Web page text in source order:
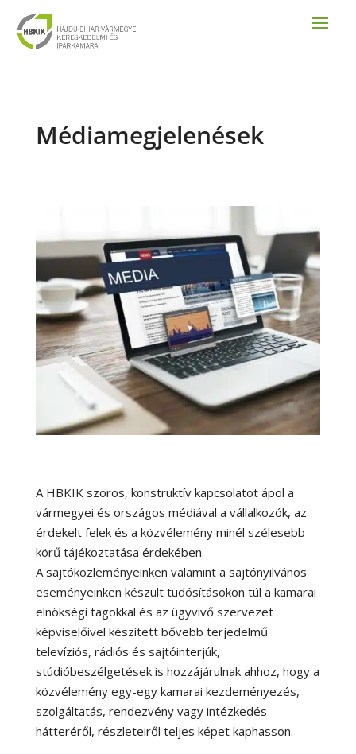
Médiamegjelenések
A HBKIK szoros, konstruktív kapcsolatot ápol a
vármegyei és országos médiával a vállalkozók, az
érdekelt felek és a közvélemény minél szélesebb
körű tájékoztatása érdekében.
A sajtóközleményeinken valamint a sajtónyilvános
eseményeinken készült tudósításokon túl a kamarai
elnökségi tagokkal és az ügyvivő szervezet
képviselőivel készített bővebb terjedelmű
televíziós, rádiós és sajtóinterjúk,
stúdióbeszélgetések is hozzájárulnak ahhoz, hogy a
közvélemény egy-egy kamarai kezdeményezés,
szolgáltatás, rendezvény vagy intézkedés
hátteréről, részleteiről teljes képet kaphasson.